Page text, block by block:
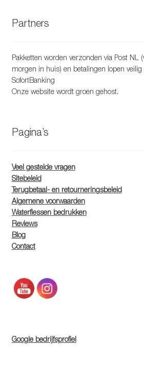
Partners
Pakketten worden verzonden via Post NL
morgen in huis) en betalingen lopen veilig
SofortBanking
Onze website wordt groen gehost.
Pagina’s
Veel gestelde vragen
Sitebeleid
Terugbetaal- en retourneringsbeleid
Algemene voorwaarden
Waterflessen bedrukken
Reviews
Blog
Contact
Google bedrijfsprofiel